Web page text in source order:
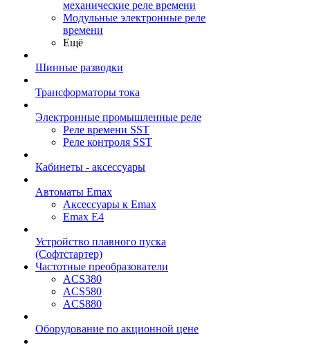
механические реле времени
Модульные электронные реле
времени
Ещё
Шинные разводки
Трансформаторы тока
Электронные промышленные реле
Реле времени SST
Реле контроля SST
Кабинеты - аксессуары
Автоматы Emax
Аксессуары к Emax
Emax E4
Устройство плавного пуска
(Софтстартер)
Частотные преобразователи
ACS380
ACS580
ACS880
Оборудование по акционной цене